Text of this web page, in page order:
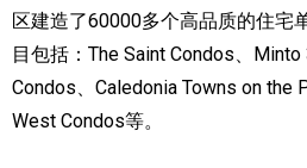
区建造了60000多个高品质的住宅
目包括：The Saint Condos、
Condos、Caledonia Towns on the
West Condos等。